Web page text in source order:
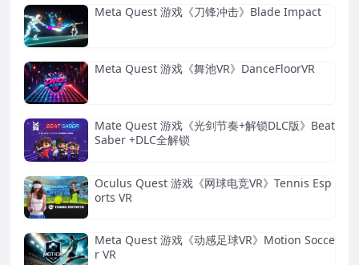
Meta Quest 游戏《刀锋冲击》Blade Impact
Meta Quest 游戏《舞池VR》DanceFloorVR
Mate Quest 游戏《光剑节奏+解锁DLC版》Beat
Saber +DLC全解锁
Oculus Quest 游戏《网球电竞VR》Tennis Esp
orts VR
Meta Quest 游戏《动感足球VR》Motion Socce
r VR